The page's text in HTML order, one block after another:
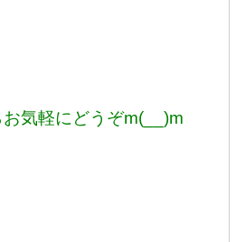
気軽にどうぞm(__)m